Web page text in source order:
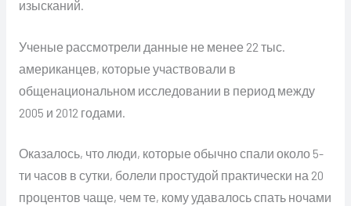
изысканий.
Ученые рассмотрели данные не менее 22 тыс.
американцев, которые участвовали в
общенациональном исследовании в период между
2005 и 2012 годами.
Оказалось, что люди, которые обычно спали около 5-
ти часов в сутки, болели простудой практически на 20
процентов чаще, чем те, кому удавалось спать ночами